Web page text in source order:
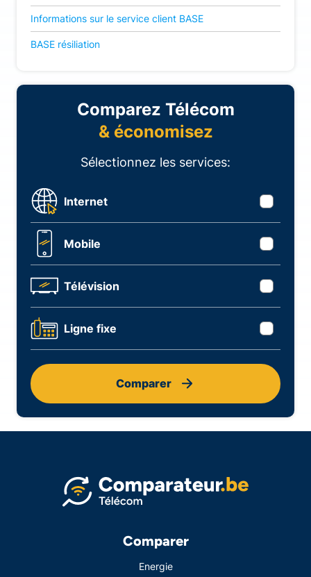
Informations sur le service client BASE
BASE résiliation
Comparez Télécom
& économisez
Sélectionnez les services:
Internet
Mobile
Télévision
Ligne fixe
Comparer
Comparer
Energie